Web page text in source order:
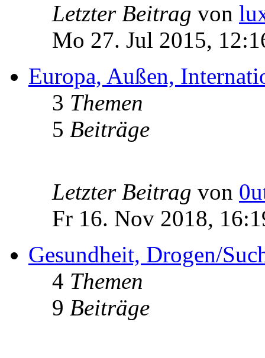
Letzter Beitrag von
Mo 27. Jul 2015,
Europa, Außen,
3 Themen
5 Beiträge
Letzter Beitrag von
Fr 16. Nov 2018,
Gesundheit, Drogen/
4 Themen
9 Beiträge